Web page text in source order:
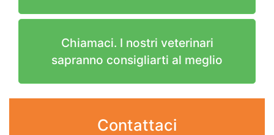
Chiamaci. I nostri veterinari
sapranno consigliarti al meglio
Contattaci